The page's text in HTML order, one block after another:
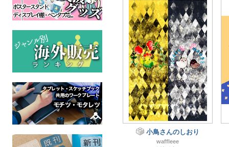
小鳥さんのしおり
waffleee